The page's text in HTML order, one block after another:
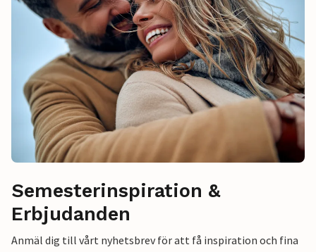
Semesterinspiration &
Erbjudanden
Anmäl dig till vårt nyhetsbrev för att få inspiration och fina